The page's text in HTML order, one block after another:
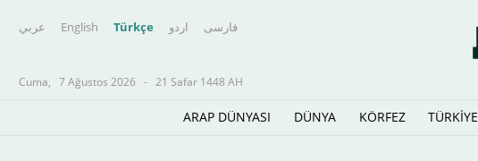
عربي English Türkçe اردو فارسى
Cuma, 7 Ağustos 2026 - 21 Safar 1448 AH
ARAP DÜNYASI DÜNYA KÖRFEZ TÜRKİYE